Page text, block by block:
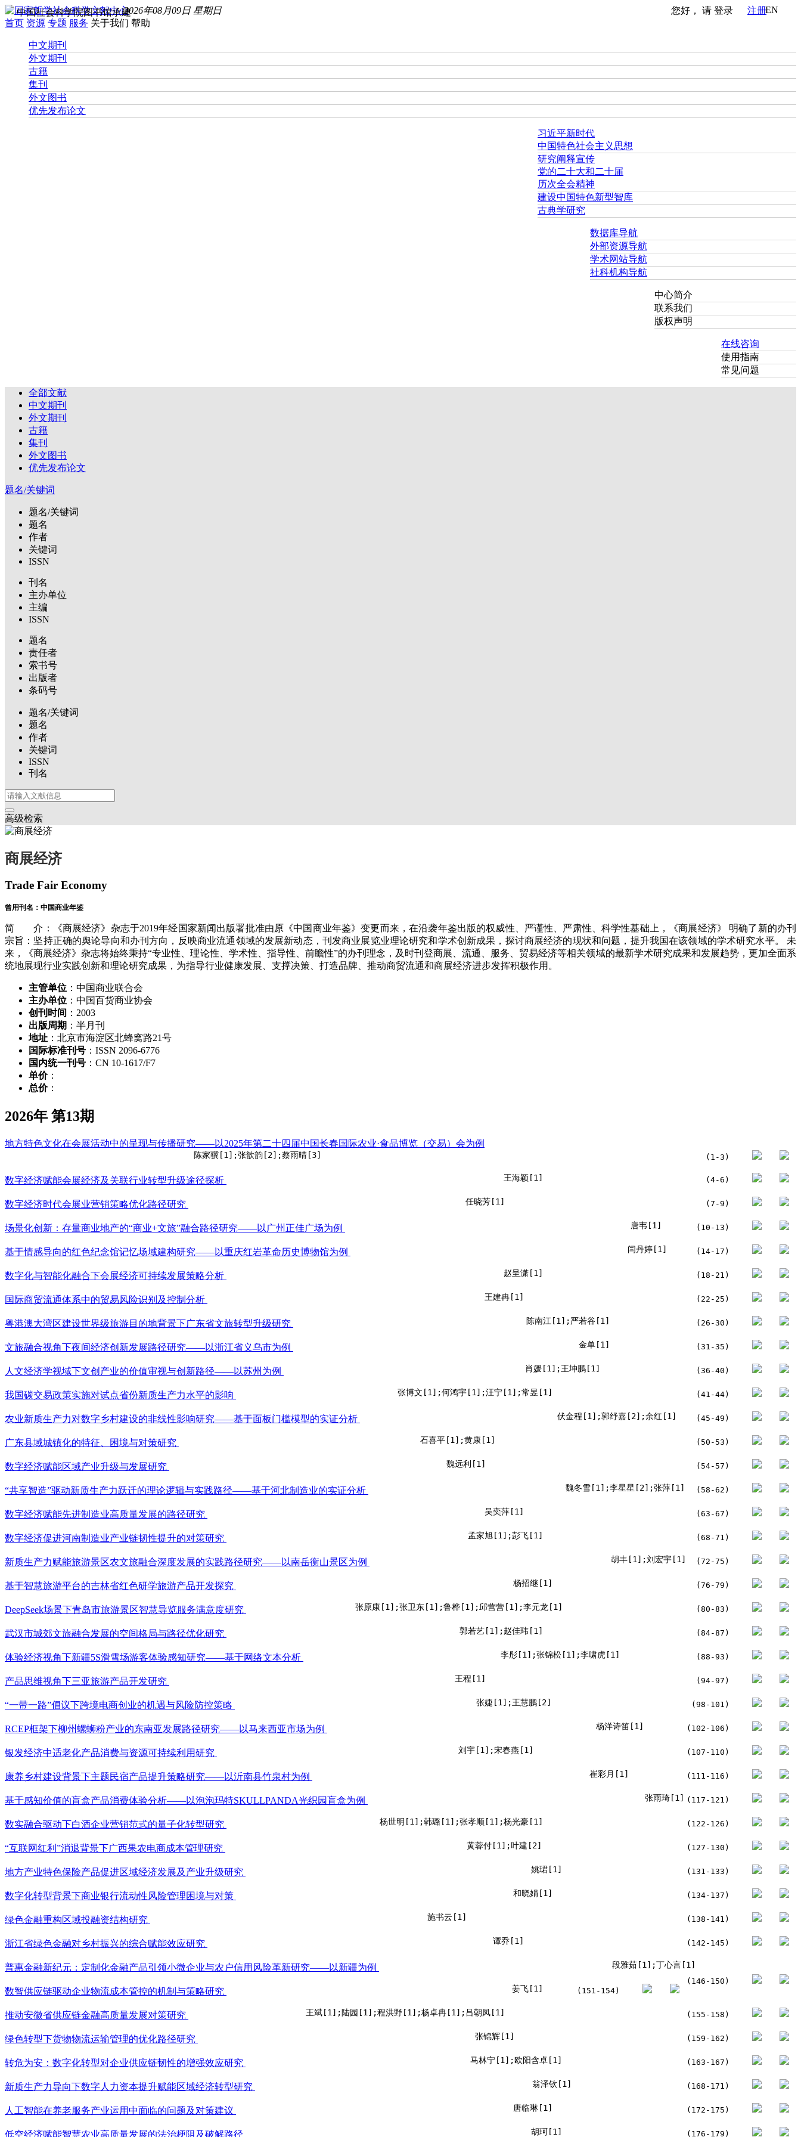
您好， 请 登录 注册EN
2026年08月09日 星期日
中国社会科学院图书馆承建
首页 资源 专题 服务 关于我们 帮助
中文期刊
外文期刊
古籍
集刊
外文图书
优先发布论文
习近平新时代
中国特色社会主义思想
研究阐释宣传
党的二十大和二十届
历次全会精神
建设中国特色新型智库
古典学研究
数据库导航
外部资源导航
学术网站导航
社科机构导航
中心简介
联系我们
版权声明
在线咨询
使用指南
常见问题
全部文献
中文期刊
外文期刊
古籍
集刊
外文图书
优先发布论文
题名/关键词
题名/关键词
题名
作者
关键词
ISSN
刊名
主办单位
主编
ISSN
题名
责任者
索书号
出版者
条码号
题名/关键词
题名
作者
关键词
ISSN
刊名
高级检索
商展经济
Trade Fair Economy
曾用刊名：中国商业年鉴
简 介：《商展经济》杂志于2019年经国家新闻出版署批准由原《中国商业年鉴》变更而来，在沿袭年鉴出版的权威性、严谨性、严肃性、科学性基础上，《商展经济》 明确了新的办刊
宗旨：坚持正确的舆论导向和办刊方向，反映商业流通领域的发展新动态，刊发商业展览业理论研究和学术创新成果，探讨商展经济的现状和问题，提升我国在该领域的学术研究水平。 未
来，《商展经济》杂志将始终秉持“专业性、理论性、学术性、指导性、前瞻性”的办刊理念，及时刊登商展、流通、服务、贸易经济等相关领域的最新学术研究成果和发展趋势，更加全面系
统地展现行业实践创新和理论研究成果，为指导行业健康发展、支撑决策、打造品牌、推动商贸流通和商展经济进步发挥积极作用。
主管单位 ：中国商业联合会
主办单位 ：中国百货商业协会
创刊时间 ：2003
出版周期 ：半月刊
地址 ：北京市海淀区北蜂窝路21号
国际标准刊号 ：ISSN 2096-6776
国内统一刊号 ：CN 10-1617/F7
单价：
总价：
2026年 第13期
地方特色文化在会展活动中的呈现与传播研究——以2025年第二十四届中国长春国际农业·食品博览（交易）会为例
陈家骥[1];张歆韵[2];蔡雨晴[3] (1-3)
数字经济赋能会展经济及关联行业转型升级途径探析 王海颖[1] (4-6)
数字经济时代会展业营销策略优化路径研究 任晓芳[1] (7-9)
场景化创新：存量商业地产的“商业+文旅”融合路径研究——以广州正佳广场为例 唐韦[1] (10-13)
基于情感导向的红色纪念馆记忆场域建构研究——以重庆红岩革命历史博物馆为例 闫丹婷[1] (14-17)
数字化与智能化融合下会展经济可持续发展策略分析 赵呈潇[1] (18-21)
国际商贸流通体系中的贸易风险识别及控制分析 王建冉[1] (22-25)
粤港澳大湾区建设世界级旅游目的地背景下广东省文旅转型升级研究 陈南江[1];严若谷[1] (26-30)
文旅融合视角下夜间经济创新发展路径研究——以浙江省义乌市为例 金单[1] (31-35)
人文经济学视域下文创产业的价值审视与创新路径——以苏州为例 肖媛[1];王坤鹏[1] (36-40)
我国碳交易政策实施对试点省份新质生产力水平的影响 张博文[1];何鸿宇[1];汪宁[1];常昱[1] (41-44)
农业新质生产力对数字乡村建设的非线性影响研究——基于面板门槛模型的实证分析 伏金程[1];郭纾嘉[2];余红[1] (45-49)
广东县域城镇化的特征、困境与对策研究 石喜平[1];黄康[1] (50-53)
数字经济赋能区域产业升级与发展研究 魏远利[1] (54-57)
“共享智造”驱动新质生产力跃迁的理论逻辑与实践路径——基于河北制造业的实证分析 魏冬雪[1];李星星[2];张萍[1] (58-62)
数字经济赋能先进制造业高质量发展的路径研究 吴奕萍[1] (63-67)
数字经济促进河南制造业产业链韧性提升的对策研究 孟家旭[1];彭飞[1] (68-71)
新质生产力赋能旅游景区农文旅融合深度发展的实践路径研究——以南岳衡山景区为例 胡丰[1];刘宏宇[1] (72-75)
基于智慧旅游平台的吉林省红色研学旅游产品开发探究 杨招继[1] (76-79)
DeepSeek场景下青岛市旅游景区智慧导览服务满意度研究 张原康[1];张卫东[1];鲁桦[1];邱营营[1];李元龙[1] (80-83)
武汉市城郊文旅融合发展的空间格局与路径优化研究 郭若艺[1];赵佳玮[1] (84-87)
体验经济视角下新疆5S滑雪场游客体验感知研究——基于网络文本分析 李彤[1];张锦松[1];李啸虎[1] (88-93)
产品思维视角下三亚旅游产品开发研究 王程[1] (94-97)
“一带一路”倡议下跨境电商创业的机遇与风险防控策略 张婕[1];王慧鹏[2] (98-101)
RCEP框架下柳州螺蛳粉产业的东南亚发展路径研究——以马来西亚市场为例 杨洋诗笛[1] (102-106)
银发经济中适老化产品消费与资源可持续利用研究 刘宇[1];宋春燕[1] (107-110)
康养乡村建设背景下主题民宿产品提升策略研究——以沂南县竹泉村为例 崔彩月[1] (111-116)
基于感知价值的盲盒产品消费体验分析——以泡泡玛特SKULLPANDA光织园盲盒为例 张雨琦[1] (117-121)
数实融合驱动下白酒企业营销范式的量子化转型研究 杨世明[1];韩璐[1];张孝顺[1];杨光豪[1] (122-126)
“互联网红利”消退背景下广西果农电商成本管理研究 黄蓉付[1];叶建[2] (127-130)
地方产业特色保险产品促进区域经济发展及产业升级研究 姚珺[1] (131-133)
数字化转型背景下商业银行流动性风险管理困境与对策 和晓娟[1] (134-137)
绿色金融重构区域投融资结构研究 施书云[1] (138-141)
浙江省绿色金融对乡村振兴的综合赋能效应研究 谭乔[1] (142-145)
普惠金融新纪元：定制化金融产品引领小微企业与农户信用风险革新研究——以新疆为例 段雅茹[1];丁心言[1]
(146-150)
数智供应链驱动企业物流成本管控的机制与策略研究 姜飞[1] (151-154)
推动安徽省供应链金融高质量发展对策研究 王斌[1];陆园[1];程洪野[1];杨卓冉[1];吕朝凤[1] (155-158)
绿色转型下货物物流运输管理的优化路径研究 张锦辉[1] (159-162)
转危为安：数字化转型对企业供应链韧性的增强效应研究 马林宁[1];欧阳含卓[1] (163-167)
新质生产力导向下数字人力资本提升赋能区域经济转型研究 翁泽钦[1] (168-171)
人工智能在养老服务产业运用中面临的问题及对策建议 唐临琳[1] (172-175)
低空经济赋能智慧农业高质量发展的法治梗阻及破解路径 胡珂[1] (176-179)